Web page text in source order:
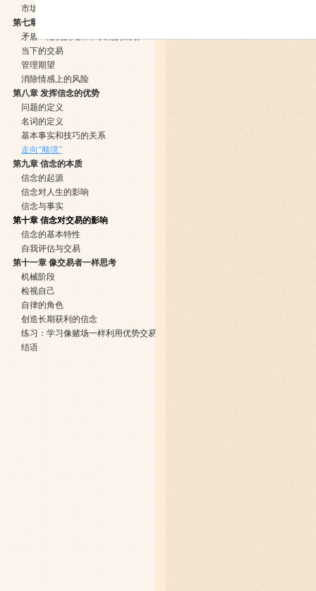
市场的最基本特性（表现方式几乎毫无限制）
第七章 交易者的优势：从概率角度思考
矛盾：随机的结果和长期的成绩
当下的交易
管理期望
消除情感上的风险
第八章 发挥信念的优势
问题的定义
名词的定义
基本事实和技巧的关系
走向“顺境”
第九章 信念的本质
信念的起源
信念对人生的影响
信念与事实
第十章 信念对交易的影响
信念的基本特性
自我评估与交易
第十一章 像交易者一样思考
机械阶段
检视自己
自律的角色
创造长期获利的信念
练习：学习像赌场一样利用优势交易
结语